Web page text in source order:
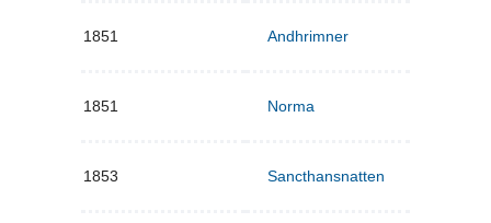
1851 Andhrimner
1851 Norma
1853 Sancthansnatten